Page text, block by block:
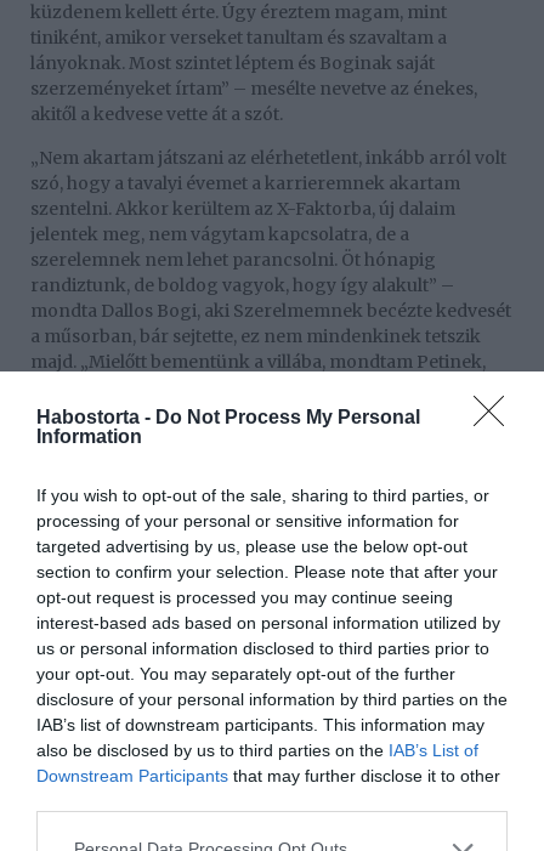
Habostorta - Do Not Process My Personal
Information
If you wish to opt-out of the sale, sharing to third parties, or
processing of your personal or sensitive information for
targeted advertising by us, please use the below opt-out
section to confirm your selection. Please note that after your
opt-out request is processed you may continue seeing
interest-based ads based on personal information utilized by
us or personal information disclosed to third parties prior to
your opt-out. You may separately opt-out of the further
disclosure of your personal information by third parties on the
IAB’s list of downstream participants. This information may
also be disclosed by us to third parties on the IAB’s List of
Downstream Participants that may further disclose it to other
Please note that this website/app uses one or more Google
küzdenem kellett érte. Úgy éreztem magam, mint
tiniként, amikor verseket tanultam és szavaltam a
lányoknak. Most szintet léptem és Boginak saját
szerzeményeket írtam” – mesélte nevetve az énekes,
akitől a kedvese vette át a szót.
„Nem akartam játszani az elérhetetlent, inkább arról volt
szó, hogy a tavalyi évemet a karrieremnek akartam
szentelni. Akkor kerültem az X-Faktorba, új dalaim
jelentek meg, nem vágytam kapcsolatra, de a
szerelemnek nem lehet parancsolni. Öt hónapig
randiztunk, de boldog vagyok, hogy így alakult” –
mondta Dallos Bogi, aki Szerelmemnek becézte kedvesét
a műsorban, bár sejtette, ez nem mindenkinek tetszik
majd. „Mielőtt bementünk a villába, mondtam Petinek,
majd. Peti nem értette, ez miért zavarhat bárkit, de végül
igazam lett, sőt, visszanézve, kívülről ez valóban soknak